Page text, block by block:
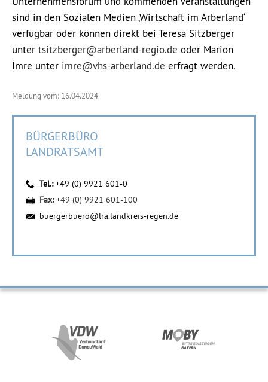
sind in den Sozialen Medien ‚Wirtschaft im Arberland‘
verfügbar oder können direkt bei Teresa Sitzberger
unter tsitzberger@arberland-regio.de oder Marion
Imre unter imre@vhs-arberland.de erfragt werden.
Meldung vom: 16.04.2024
BÜRGERBÜRO
LANDRATSAMT
Tel.:+49 (0) 9921 601-0
Fax:+49 (0) 9921 601-100
buergerbuero@lra.landkreis-regen.de